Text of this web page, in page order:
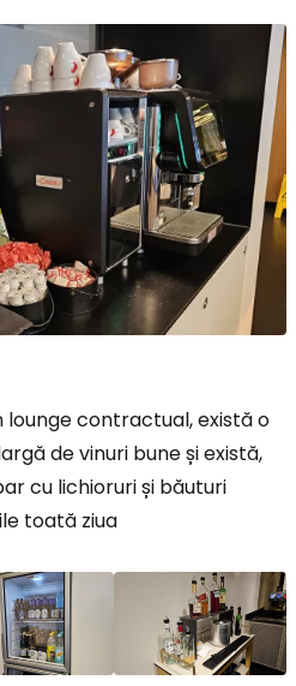
lounge contractual, există o
de vinuri bune și există,
cu lichioruri și băuturi
toată ziua